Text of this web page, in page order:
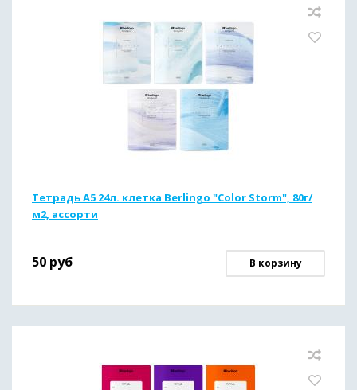
Тетрадь А5 24л. клетка Berlingo "Color Storm", 80г/
м2, ассорти
50 руб В корзину